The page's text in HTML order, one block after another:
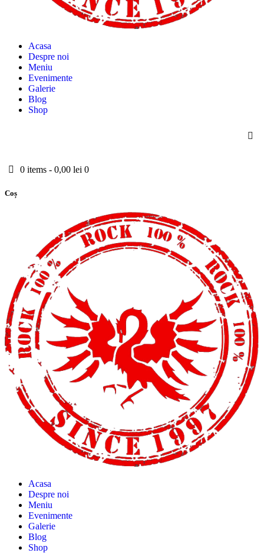
Acasa
Despre noi
Meniu
Evenimente
Galerie
Blog
Shop
0 items -0,00 lei 0
Coș
Acasa
Despre noi
Meniu
Evenimente
Galerie
Blog
Shop